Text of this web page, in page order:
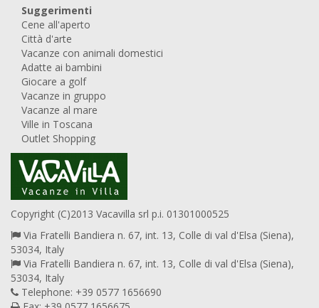
Suggerimenti
Cene all'aperto
Città d'arte
Vacanze con animali domestici
Adatte ai bambini
Giocare a golf
Vacanze in gruppo
Vacanze al mare
Ville in Toscana
Outlet Shopping
Copyright (C)2013 Vacavilla srl p.i. 01301000525
Via Fratelli Bandiera n. 67, int. 13, Colle di val d'Elsa (Siena),
53034, Italy
Via Fratelli Bandiera n. 67, int. 13, Colle di val d'Elsa (Siena),
53034, Italy
Telephone: +39 0577 1656690